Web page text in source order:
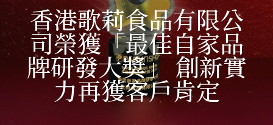
香港歌莉食品有限公
司榮獲「最佳自家品
牌研發大獎」 創新實
力再獲客戶肯定